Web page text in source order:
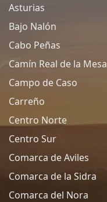
Asturias
Bajo Nalón
Cabo Peñas
Camín Real de la Mesa
Campo de Caso
Carreño
Centro Norte
Centro Sur
Comarca de Aviles
Comarca de la Sidra
Comarca del Nora